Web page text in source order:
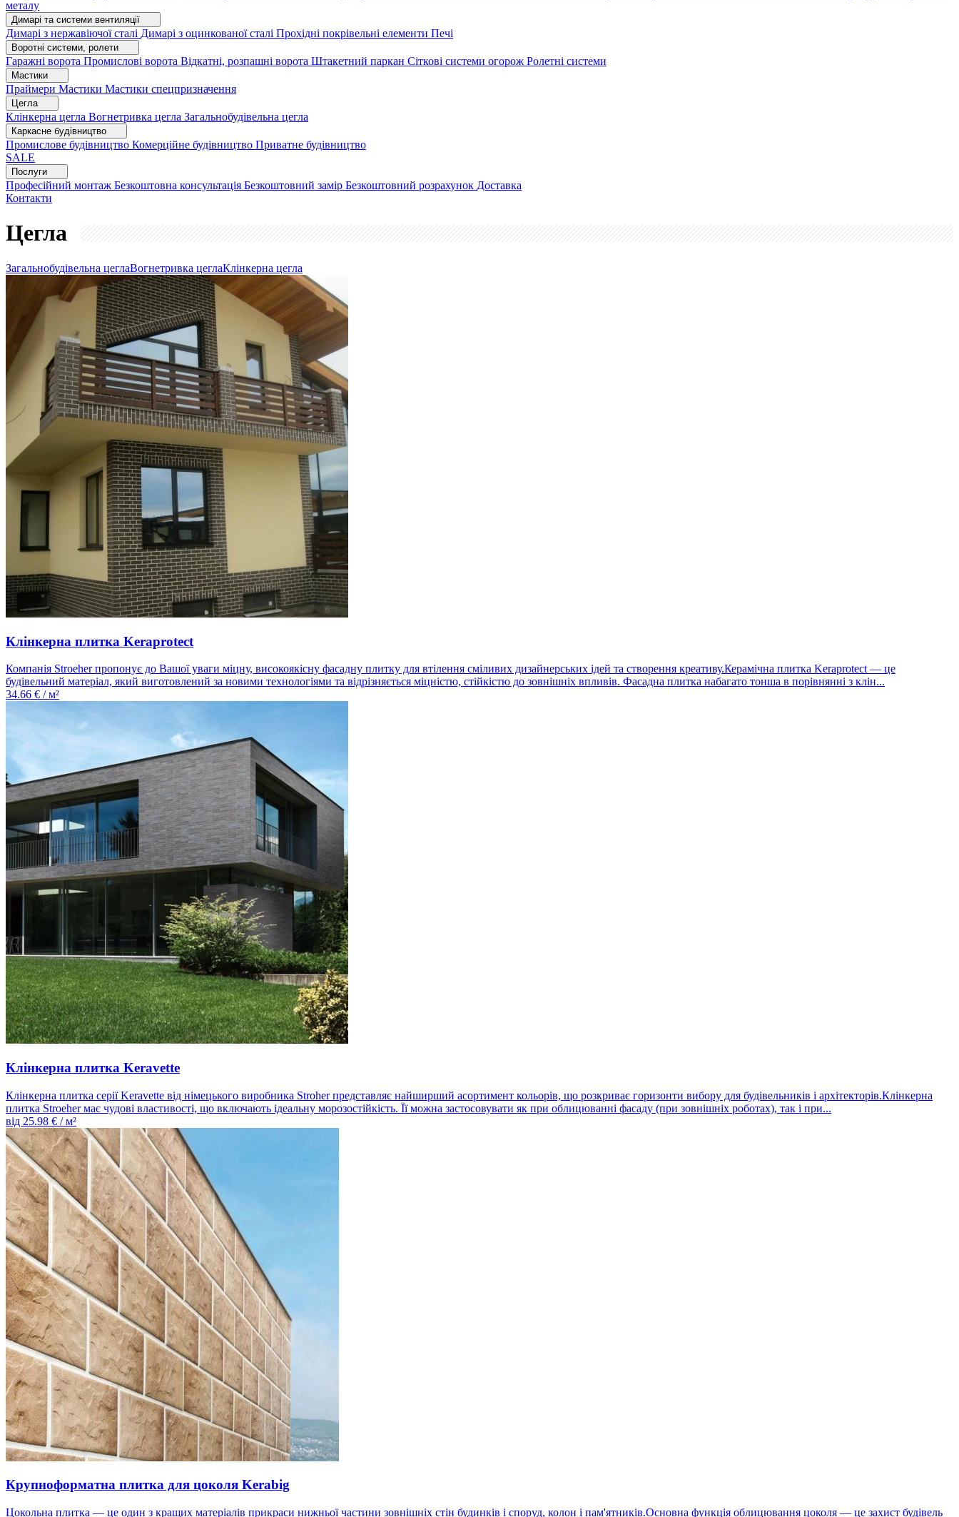
металу
Димарі та системи вентиляції
Димарі з нержавіючої сталі Димарі з оцинкованої сталі Прохідні покрівельні елементи Печі
Воротні системи, ролети
Гаражні ворота Промислові ворота Відкатні, розпашні ворота Штакетний паркан Сіткові системи огорож Ролетні системи
Мастики
Праймери Мастики Мастики спецпризначення
Цегла
Клінкерна цегла Вогнетривка цегла Загальнобудівельна цегла
Каркасне будівництво
Промислове будівництво Комерційне будівництво Приватне будівництво
SALE
Послуги
Професійний монтаж Безкоштовна консультація Безкоштовний замір Безкоштовний розрахунок Доставка
Контакти
Цегла
Загальнобудівельна цеглаВогнетривка цеглаКлінкерна цегла
Клінкерна плитка Keraprotect
Компанія Stroeher пропонує до Вашої уваги міцну, високоякісну фасадну плитку для втілення сміливих дизайнерських ідей та створення креативу.Керамічна плитка Keraprotect — це
будівельний матеріал, який виготовлений за новими технологіями та відрізняється міцністю, стійкістю до зовнішніх впливів. Фасадна плитка набагато тонша в порівнянні з клін...
34.66 € / м²
Клінкерна плитка Keravette
Клінкерна плитка серії Keravette від німецького виробника Stroher представляє найширший асортимент кольорів, що розкриває горизонти вибору для будівельників і архітекторів.Клінкерна
плитка Stroeher має чудові властивості, що включають ідеальну морозостійкість. Її можна застосовувати як при облицюванні фасаду (при зовнішніх роботах), так і при...
від 25.98 € / м²
Крупноформатна плитка для цоколя Kerabig
Цокольна плитка — це один з кращих матеріалів прикраси нижньої частини зовнішніх стін будинків і споруд, колон і пам'ятників.Основна функція облицювання цоколя — це захист будівель